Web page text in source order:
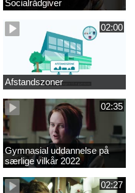
Socialrådgiver
02:00
Afstandszoner
02:35
Gymnasial uddannelse på
særlige vilkår 2022
02:27